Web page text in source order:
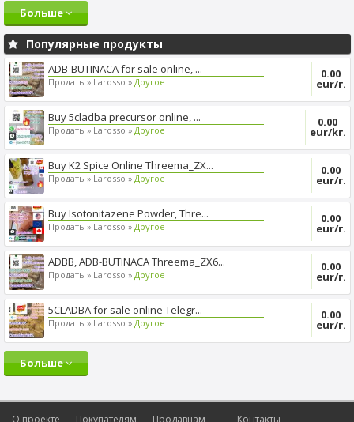
Больше
Популярные продукты
ADB-BUTINACA for sale online, ...
Продать » Larosso » Другое
0.00
eur/г.
Buy 5cladba precursor online, ...
Продать » Larosso » Другое
0.00
eur/kг.
Buy K2 Spice Online Threema_ZX...
Продать » Larosso » Другое
0.00
eur/г.
Buy Isotonitazene Powder, Thre...
Продать » Larosso » Другое
0.00
eur/г.
ADBB, ADB-BUTINACA Threema_ZX6...
Продать » Larosso » Другое
0.00
eur/г.
5CLADBA for sale online Telegr...
Продать » Larosso » Другое
0.00
eur/г.
Больше
О проекте Покупателям Продавцам Контакты